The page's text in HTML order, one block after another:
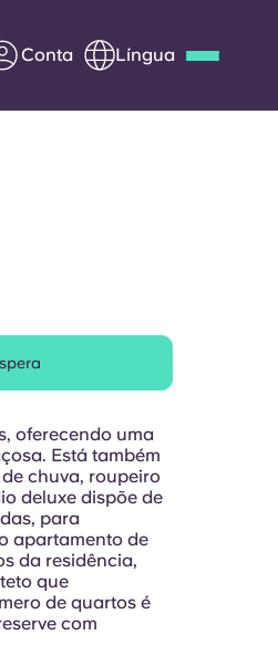
Conta Língua
os pais
oferecendo uma
Está também
chuva, roupeiro
deluxe dispõe de
para
apartamento de
da residência,
que
de quartos é
com